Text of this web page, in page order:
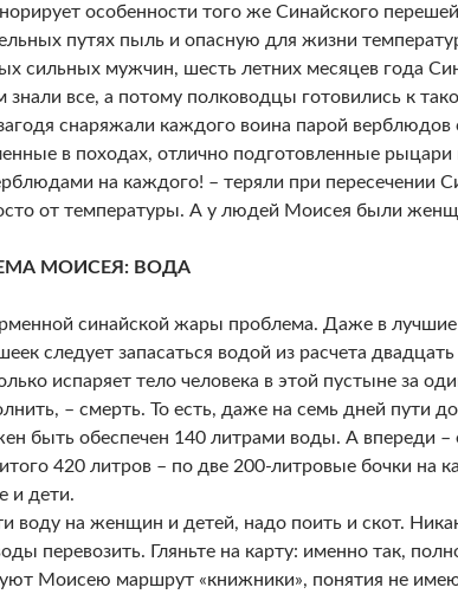
особенности того же Синайского
путях пыль и опасную для жизни
сильных мужчин, шесть летних месяцев года
все, а потому полководцы готовились к
снаряжали каждого воина парой
в походах, отлично подготовленные
на каждого! – теряли при
от температуры. А у людей Моисея были
МОИСЕЯ: ВОДА
синайской жары проблема. Даже в
следует запасаться водой из расчета
испаряет тело человека в этой пустыне за
– смерть. То есть, даже на семь дней пути
быть обеспечен 140 литрами воды. А впереди –
420 литров – по две 200-литровые бочки на
и дети.
воду на женщин и детей, надо поить и скот.
перевозить. Гляньте на карту: именно так,
Моисею маршрут «книжники», понятия не